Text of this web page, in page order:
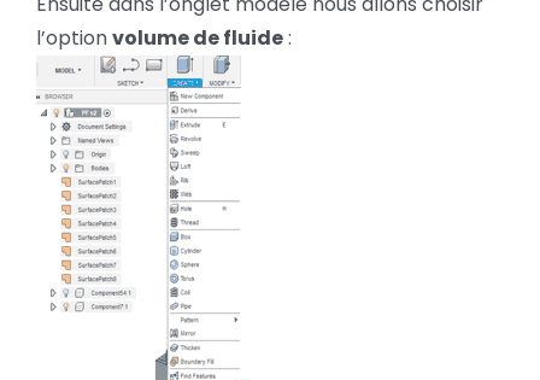
l’optionvolume de fluide: